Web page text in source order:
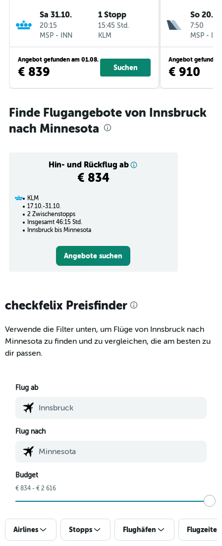
Sa 31.10.
20:15
MSP - INN
1 Stopp
15:45 Std.
KLM
Angebot gefunden am 01.08.
€ 839 Suchen
So 20.9.
7:50
MSP -
Angebot gefunden
€ 910
Finde Flugangebote von Innsbruck
nach Minnesota
Hin- und Rückflug ab
€ 834
KLM
17.10.-31.10.
2 Zwischenstopps
Insgesamt 46:15 Std.
Innsbruck bis Minnesota
Angebote suchen
checkfelix Preisfinder
Verwende die Filter unten, um Flüge von Innsbruck nach
Minnesota zu finden und zu vergleichen, die am besten zu
dir passen.
Flug ab
Flug nach
Budget
€ 834 - € 2 616
Airlines Stopps Flughäfen Flugzeiten